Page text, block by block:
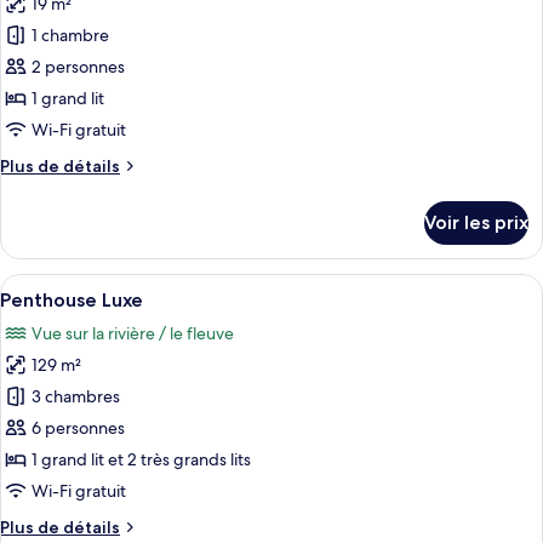
intérieure
(Racer)
Chambre
Double
vue
cour
intérieure
(Racer)
les
photos
pour
ce
type
chambre :
cour
intérieure
1 chambre
2 personnes
1 grand lit
Wi-Fi gratuit
Plus de détails
Plus
le
type
de
Studio,
vue
cour
intérieure
Voir les prix
Afficher
toutes
les
photos
pour
ce
type
de
chambre :
Penthouse
Une chambre d’hôtel avec un
18
Penthouse Luxe
Vue sur la rivière / le fleuve
129 m²
3 chambres
6 personnes
1 grand lit et 2 très grands lits
Wi-Fi gratuit
Plus de détails
Plus